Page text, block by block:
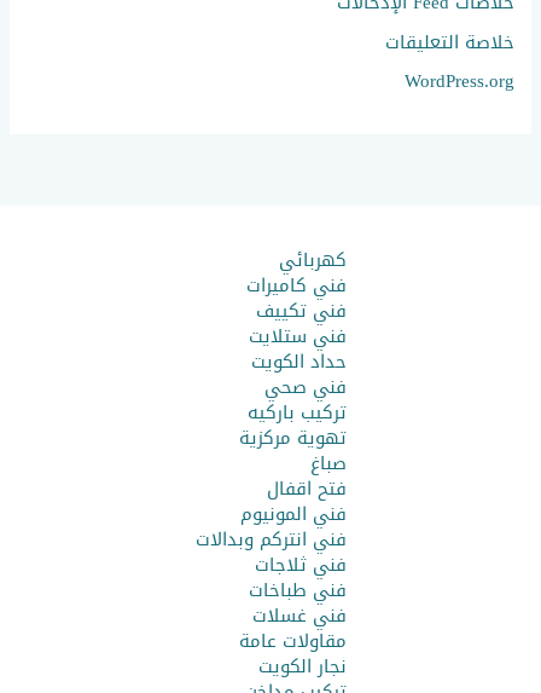
خلاصة التعليقات
WordPress.org
كهربائي
فني كاميرات
فني تكييف
فني ستلايت
حداد الكويت
فني صحي
تركيب باركيه
تهوية مركزية
صباغ
فتح اقفال
فني المونيوم
فني انتركم وبدالات
فني ثلاجات
فني طباخات
فني غسلات
مقاولات عامة
نجار الكويت